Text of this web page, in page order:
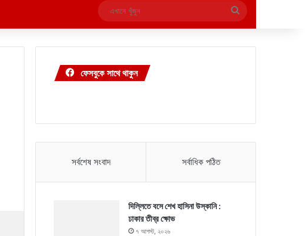
এখানে
খুঁজুন
ফেসবুকে সাথে থাকুন
সর্বশেষ সংবাদ সর্বাধিক পঠিত
দিল্লিতে বসে শেখ হাসিনা উস্কানি :
ঢাকার তীব্র ক্ষোভ
৭ আগস্ট, ২০২৬